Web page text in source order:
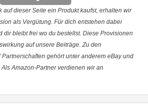
auf dieser Seite ein Produkt kaufst, erhalten wir
als Vergütung. Für dich entstehen dabei
dir bleibt frei wo du bestellst. Diese Provisionen
auf unsere Beiträge. Zu den
gehört unter anderem eBay und
Amazon-Partner verdienen wir an